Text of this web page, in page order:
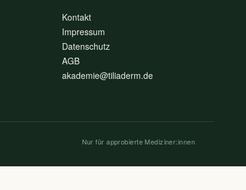
Kontakt
Impressum
Datenschutz
AGB
akademie@tiliaderm.de
Nur für approbierte Mediziner:innen